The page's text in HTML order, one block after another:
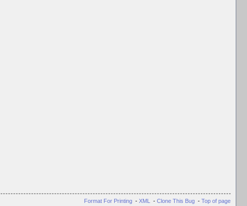
Format For Printing - XML - Clone This Bug - Top of page